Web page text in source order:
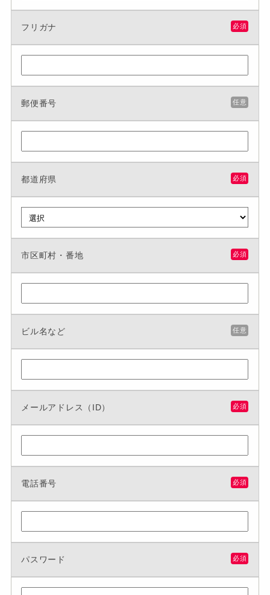
フリガナ 必須
郵便番号 任意
都道府県 必須
市区町村・番地 必須
ビル名など 任意
メールアドレス（ID） 必須
電話番号 必須
パスワード 必須